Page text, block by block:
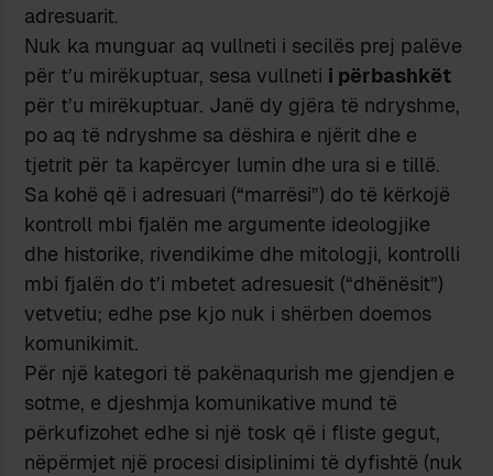
adresuarit.
Nuk ka munguar aq vullneti i secilës prej palëve
për t’u mirëkuptuar, sesa vullneti i përbashkët
për t’u mirëkuptuar. Janë dy gjëra të ndryshme,
po aq të ndryshme sa dëshira e njërit dhe e
tjetrit për ta kapërcyer lumin dhe ura si e tillë.
Sa kohë që i adresuari (“marrësi”) do të kërkojë
kontroll mbi fjalën me argumente ideologjike
dhe historike, rivendikime dhe mitologji, kontrolli
mbi fjalën do t’i mbetet adresuesit (“dhënësit”)
vetvetiu; edhe pse kjo nuk i shërben doemos
komunikimit.
Për një kategori të pakënaqurish me gjendjen e
sotme, e djeshmja komunikative mund të
përkufizohet edhe si një tosk që i fliste gegut,
nëpërmjet një procesi disiplinimi të dyfishtë (nuk